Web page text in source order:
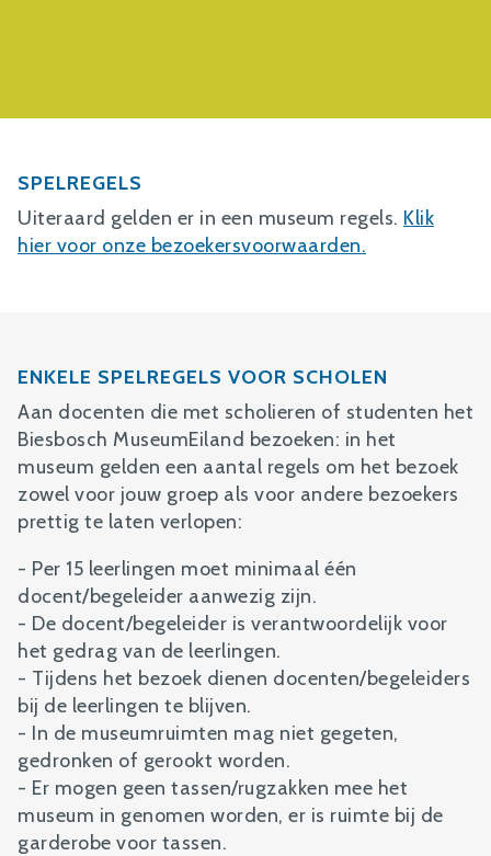
SPELREGELS
Uiteraard gelden er in een museum regels. Klik
hier voor onze bezoekersvoorwaarden.
ENKELE SPELREGELS VOOR SCHOLEN
Aan docenten die met scholieren of studenten het
Biesbosch MuseumEiland bezoeken: in het
museum gelden een aantal regels om het bezoek
zowel voor jouw groep als voor andere bezoekers
prettig te laten verlopen:
- Per 15 leerlingen moet minimaal één
docent/begeleider aanwezig zijn.
- De docent/begeleider is verantwoordelijk voor
het gedrag van de leerlingen.
- Tijdens het bezoek dienen docenten/begeleiders
bij de leerlingen te blijven.
- In de museumruimten mag niet gegeten,
gedronken of gerookt worden.
- Er mogen geen tassen/rugzakken mee het
museum in genomen worden, er is ruimte bij de
garderobe voor tassen.